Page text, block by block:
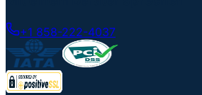
+1 858-222-4037